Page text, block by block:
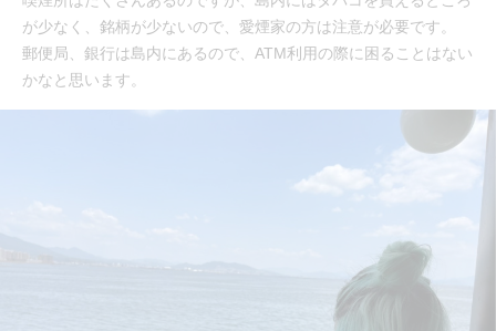
が少なく、銘柄が少ないので、愛煙家の方は注意が必要です。
郵便局、銀行は島内にあるので、ATM利用の際に困ることはない
かなと思います。